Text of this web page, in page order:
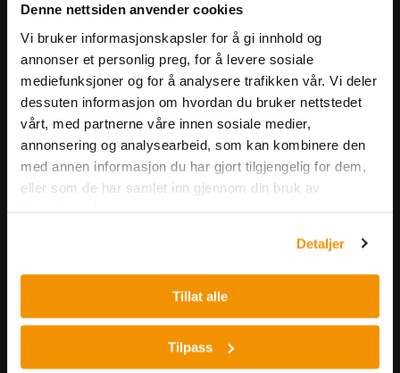
Denne nettsiden anvender cookies
Vi bruker informasjonskapsler for å gi innhold og
annonser et personlig preg, for å levere sosiale
mediefunksjoner og for å analysere trafikken vår. Vi deler
dessuten informasjon om hvordan du bruker nettstedet
vårt, med partnerne våre innen sosiale medier,
annonsering og analysearbeid, som kan kombinere den
med annen informasjon du har gjort tilgjengelig for dem,
eller som de har samlet inn gjennom din bruk av
Detaljer
Tillat alle
Tilpass
Meld deg på vårt nyhetsbrev!
Få informasjon om produkter,
arrangementer og kampanjer.
Meld på nyhetsbrev
Nerliens Meszansky AS
Besøksadresse:
0667 OSLO